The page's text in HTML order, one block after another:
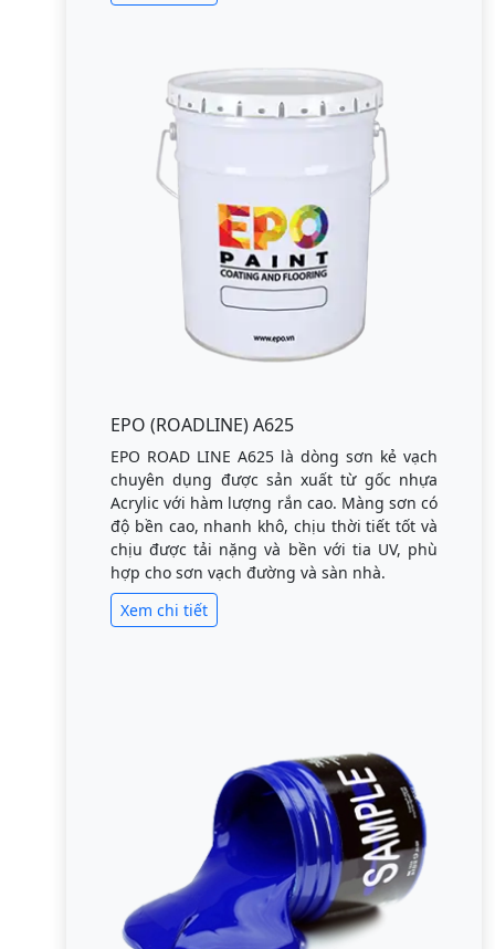
EPO (ROADLINE) A625
EPO ROAD LINE A625 là dòng sơn kẻ vạch
chuyên dụng được sản xuất từ gốc nhựa
Acrylic với hàm lượng rắn cao. Màng sơn có
độ bền cao, nhanh khô, chịu thời tiết tốt và
chịu được tải nặng và bền với tia UV, phù
hợp cho sơn vạch đường và sàn nhà.
Xem chi tiết